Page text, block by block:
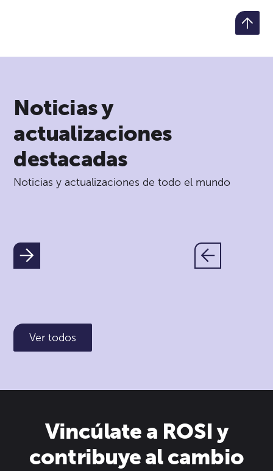
Noticias y
actualizaciones
destacadas
Noticias y actualizaciones de todo el mundo
Ver todos
Vincúlate a ROSI y
contribuye al cambio